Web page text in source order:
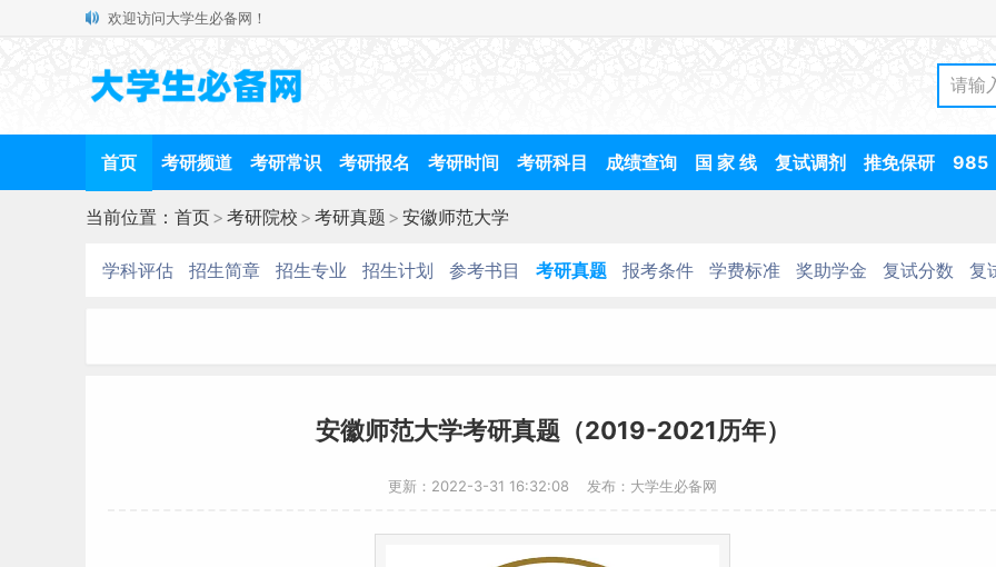
欢迎访问大学生必备网！
首页 考研频道 考研常识 考研报名 考研时间 考研科目 成绩查询 国 家 线 复试调剂 推免保研 985
当前位置： 首页> 考研院校 > 考研真题 > 安徽师范大学
学科评估 招生简章 招生专业 招生计划 参考书目 考研真题 报考条件 学费标准 奖助学金 复试分数 复
安徽师范大学考研真题（2019-2021历年）
更新：2022-3-31 16:32:08 发布：大学生必备网